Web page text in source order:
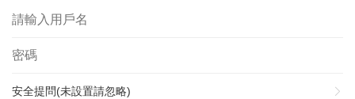
安全提問(未設置請忽略)